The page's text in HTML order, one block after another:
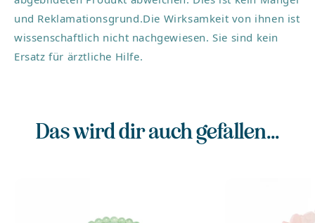
spirituelle Erkenntnis und Intuition fördern.
Material: 925er Silber mit 18 Karat Vergoldung
Größe: ca. 2,5 cm
Verpackung: alva lou Schachtel
und Reklamationsgrund.Die Wirksamkeit von ihnen ist
wissenschaftlich nicht nachgewiesen. Sie sind kein
Ersatz für ärztliche Hilfe.
Das wird dir auch gefallen...